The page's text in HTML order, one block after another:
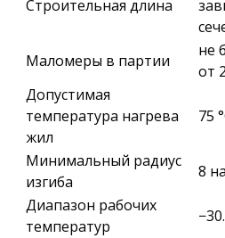
Строительная длина
Маломеры в партии
не
от
Допустимая
температура нагрева
жил
75
Минимальный радиус
изгиба
8
Диапазон рабочих
температур